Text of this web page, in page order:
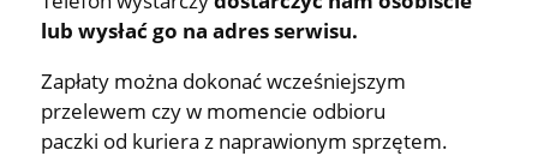
lub wysłać go na adres serwisu.
Zapłaty można dokonać wcześniejszym
przelewem czy w momencie odbioru
paczki od kuriera z naprawionym sprzętem.